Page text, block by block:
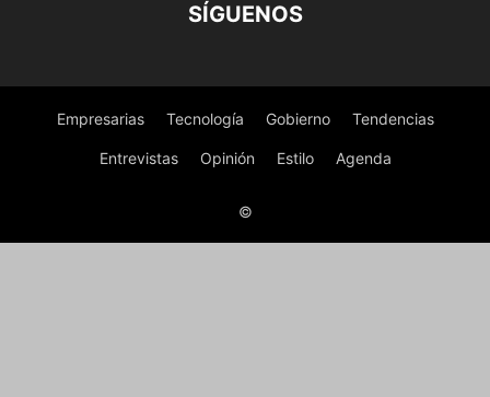
SÍGUENOS
Empresarias Tecnología Gobierno Tendencias
Entrevistas Opinión Estilo Agenda
©